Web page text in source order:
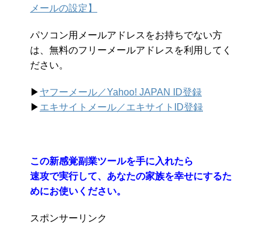
メールの設定】
パソコン用メールアドレスをお持ちでない方
は、無料のフリーメールアドレスを利用してく
ださい。
▶︎ ヤフーメール／Yahoo! JAPAN ID登録
▶︎ エキサイトメール／エキサイトID登録
この新感覚副業ツールを手に入れたら
速攻で実行して、あなたの家族を幸せにするた
めにお使いください。
スポンサーリンク